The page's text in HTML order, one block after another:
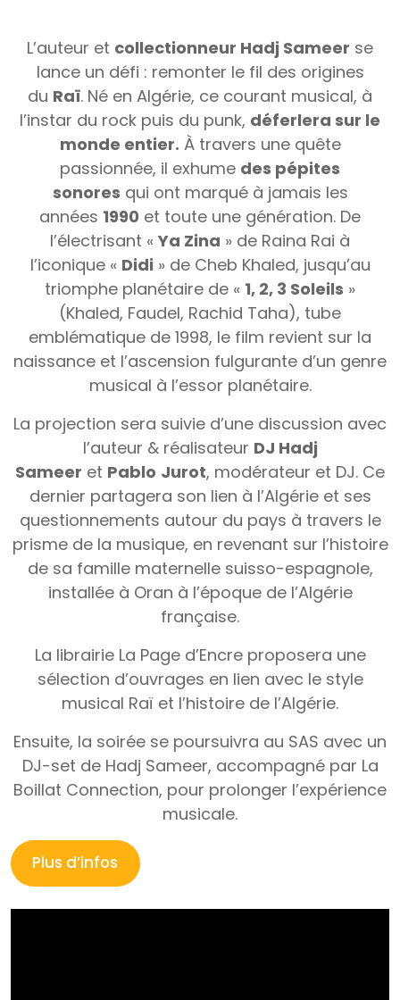
L’auteur et collectionneur Hadj Sameer se
lance un défi : remonter le fil des origines
du Raï. Né en Algérie, ce courant musical, à
l’instar du rock puis du punk, déferlera sur le
monde entier. À travers une quête
passionnée, il exhume des pépites
sonores qui ont marqué à jamais les
années 1990 et toute une génération. De
l’électrisant « Ya Zina » de Raina Rai à
l’iconique « Didi » de Cheb Khaled, jusqu’au
triomphe planétaire de « 1, 2, 3 Soleils »
(Khaled, Faudel, Rachid Taha), tube
emblématique de 1998, le film revient sur la
naissance et l’ascension fulgurante d’un genre
musical à l’essor planétaire.
La projection sera suivie d’une discussion avec
l’auteur & réalisateur DJ Hadj
Sameer et Pablo Jurot, modérateur et DJ. Ce
dernier partagera son lien à l’Algérie et ses
questionnements autour du pays à travers le
prisme de la musique, en revenant sur l’histoire
de sa famille maternelle suisso-espagnole,
installée à Oran à l’époque de l’Algérie
française.
La librairie La Page d’Encre proposera une
sélection d’ouvrages en lien avec le style
musical Raï et l’histoire de l’Algérie.
Ensuite, la soirée se poursuivra au SAS avec un
DJ-set de Hadj Sameer, accompagné par La
Boillat Connection, pour prolonger l’expérience
musicale.
Plus d’infos